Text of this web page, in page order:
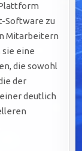
Software zu
Mitarbeitern
eine
die sowohl
der
deutlich